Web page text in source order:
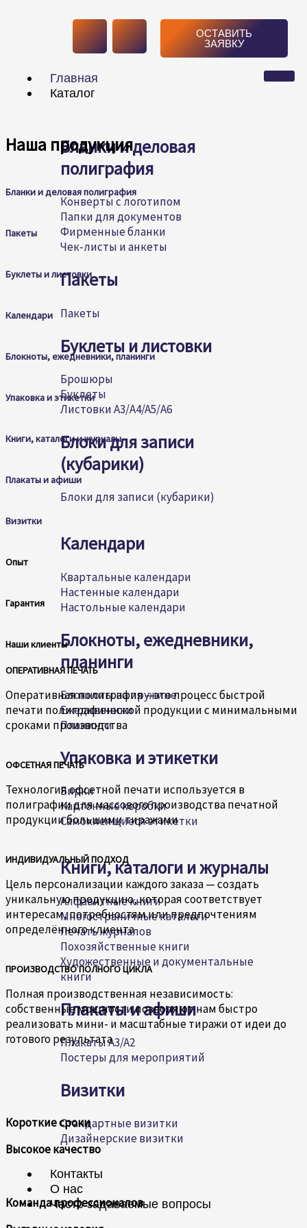
содержимому
V
k
T
e
g
r
a
ОСТАВИТЬ
ЗАЯВКУ
Главная
Каталог
Бланки и деловая
полиграфия
Конверты с логотипом
Папки для документов
Фирменные бланки
Чек-листы и анкеты
Пакеты
Пакеты
Буклеты и листовки
Брошюры
Буклеты
Листовки А3/A4/A5/А6
Блоки для записи
(кубарики)
Блоки для записи (кубарики)
Календари
Квартальные календари
Настенные календари
Настольные календари
Блокноты, ежедневники,
планинги
Блокноты на пружине
Ежедневники
Планинги
Упаковка и этикетки
Бирки
Картонные коробки
Самоклеящиеся этикетки
Книги, каталоги и журналы
Алфавитные книги
Многостраничные каталоги
Печать журналов
Похозяйственные книги
Художественные и документальные
книги
Плакаты и афиши
Плакаты A3/A2
Постеры для мероприятий
Визитки
Стандартные визитки
Дизайнерские визитки
Контакты
О нас
Часто задаваемые вопросы
Наша продукция
Бланки и деловая полиграфия
Пакеты
Буклеты и листовки
Календари
Блокноты, ежедневники, планинги
Упаковка и этикетки
Книги, каталоги и журналы
Плакаты и афиши
Визитки
Опыт
Гарантия
Наши клиенты
ОПЕРАТИВНАЯ ПЕЧАТЬ
Оперативная полиграфия – это процесс быстрой
печати полиграфической продукции с минимальными
сроками производства
ОФСЕТНАЯ ПЕЧАТЬ
Технология офсетной печати используется в
полиграфии для массового производства печатной
продукции большими тиражами
ИНДИВИДУАЛЬНЫЙ ПОДХОД
Цель персонализации каждого заказа — создать
уникальную продукцию, которая соответствует
интересам, потребностям или предпочтениям
определённого клиента
ПРОИЗВОДСТВО ПОЛНОГО ЦИКЛА
Полная производственная независимость:
собственные мощности позволяют нам быстро
реализовать мини- и масштабные тиражи от идеи до
готового результата
Короткие сроки
Высокое качество
Команда профессионалов